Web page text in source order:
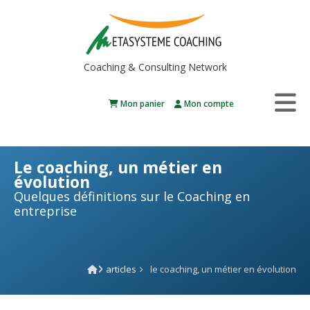
Coaching & Consulting Network
Mon panier Mon compte
Le coaching, un métier en
évolution
Quelques définitions sur le Coaching en
entreprise
articles le coaching, un métier en évolution